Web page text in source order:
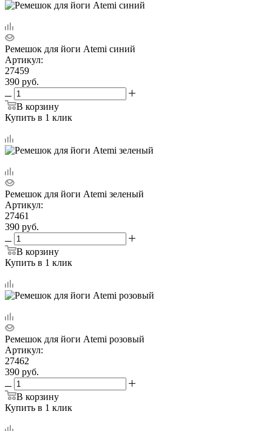
Ремешок для йоги Atemi синий
Артикул:
27459
390 руб.
В корзину
Купить в 1 клик
Ремешок для йоги Atemi зеленый
Артикул:
27461
390 руб.
В корзину
Купить в 1 клик
Ремешок для йоги Atemi розовый
Артикул:
27462
390 руб.
В корзину
Купить в 1 клик